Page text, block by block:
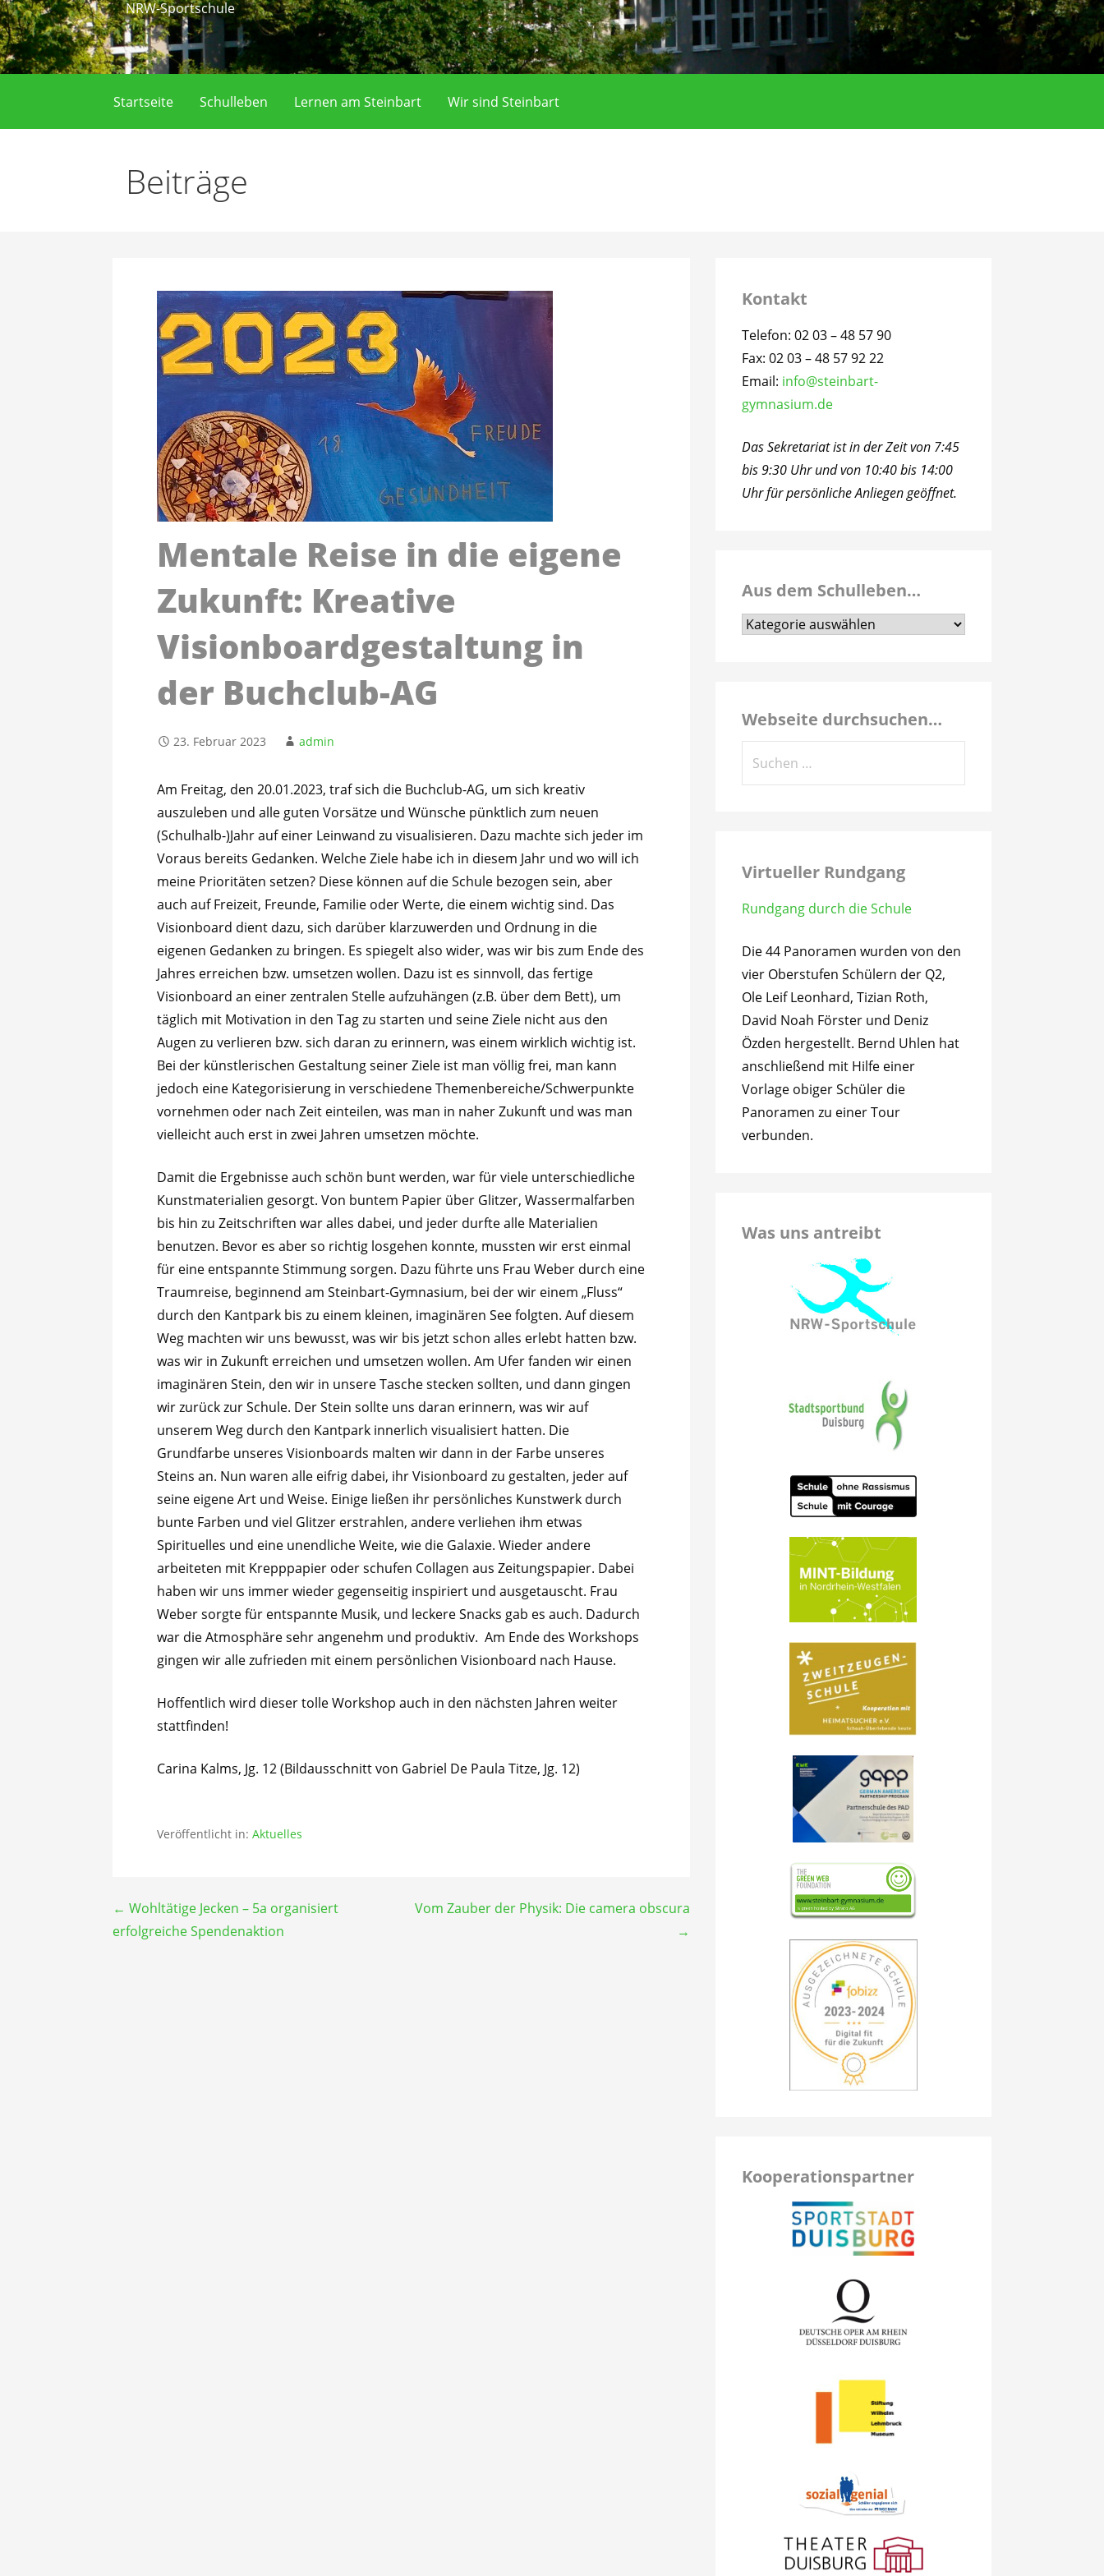
NRW-Sportschule
Startseite Schulleben Lernen am Steinbart Wir sind Steinbart
Beiträge
Mentale Reise in die eigene
Zukunft: Kreative
Visionboardgestaltung in
der Buchclub-AG
23. Februar 2023 admin
Am Freitag, den 20.01.2023, traf sich die Buchclub-AG, um sich kreativ
auszuleben und alle guten Vorsätze und Wünsche pünktlich zum neuen
(Schulhalb-)Jahr auf einer Leinwand zu visualisieren. Dazu machte sich jeder im
Voraus bereits Gedanken. Welche Ziele habe ich in diesem Jahr und wo will ich
meine Prioritäten setzen? Diese können auf die Schule bezogen sein, aber
auch auf Freizeit, Freunde, Familie oder Werte, die einem wichtig sind. Das
Visionboard dient dazu, sich darüber klarzuwerden und Ordnung in die
eigenen Gedanken zu bringen. Es spiegelt also wider, was wir bis zum Ende des
Jahres erreichen bzw. umsetzen wollen. Dazu ist es sinnvoll, das fertige
Visionboard an einer zentralen Stelle aufzuhängen (z.B. über dem Bett), um
täglich mit Motivation in den Tag zu starten und seine Ziele nicht aus den
Augen zu verlieren bzw. sich daran zu erinnern, was einem wirklich wichtig ist.
Bei der künstlerischen Gestaltung seiner Ziele ist man völlig frei, man kann
jedoch eine Kategorisierung in verschiedene Themenbereiche/Schwerpunkte
vornehmen oder nach Zeit einteilen, was man in naher Zukunft und was man
vielleicht auch erst in zwei Jahren umsetzen möchte.
Damit die Ergebnisse auch schön bunt werden, war für viele unterschiedliche
Kunstmaterialien gesorgt. Von buntem Papier über Glitzer, Wassermalfarben
bis hin zu Zeitschriften war alles dabei, und jeder durfte alle Materialien
benutzen. Bevor es aber so richtig losgehen konnte, mussten wir erst einmal
für eine entspannte Stimmung sorgen. Dazu führte uns Frau Weber durch eine
Traumreise, beginnend am Steinbart-Gymnasium, bei der wir einem „Fluss“
durch den Kantpark bis zu einem kleinen, imaginären See folgten. Auf diesem
Weg machten wir uns bewusst, was wir bis jetzt schon alles erlebt hatten bzw.
was wir in Zukunft erreichen und umsetzen wollen. Am Ufer fanden wir einen
imaginären Stein, den wir in unsere Tasche stecken sollten, und dann gingen
wir zurück zur Schule. Der Stein sollte uns daran erinnern, was wir auf
unserem Weg durch den Kantpark innerlich visualisiert hatten. Die
Grundfarbe unseres Visionboards malten wir dann in der Farbe unseres
Steins an. Nun waren alle eifrig dabei, ihr Visionboard zu gestalten, jeder auf
seine eigene Art und Weise. Einige ließen ihr persönliches Kunstwerk durch
bunte Farben und viel Glitzer erstrahlen, andere verliehen ihm etwas
Spirituelles und eine unendliche Weite, wie die Galaxie. Wieder andere
arbeiteten mit Krepppapier oder schufen Collagen aus Zeitungspapier. Dabei
haben wir uns immer wieder gegenseitig inspiriert und ausgetauscht. Frau
Weber sorgte für entspannte Musik, und leckere Snacks gab es auch. Dadurch
war die Atmosphäre sehr angenehm und produktiv. Am Ende des Workshops
gingen wir alle zufrieden mit einem persönlichen Visionboard nach Hause.
Hoffentlich wird dieser tolle Workshop auch in den nächsten Jahren weiter
stattfinden!
Carina Kalms, Jg. 12 (Bildausschnitt von Gabriel De Paula Titze, Jg. 12)
Veröffentlicht in:Aktuelles
Beitragsnavigation
← Wohltätige Jecken – 5a organisiert
erfolgreiche Spendenaktion
Vom Zauber der Physik: Die camera obscura
→
Kontakt
Telefon: 02 03 – 48 57 90
Fax: 02 03 – 48 57 92 22
Email: info@steinbart-
gymnasium.de
Das Sekretariat ist in der Zeit von 7:45
bis 9:30 Uhr und von 10:40 bis 14:00
Uhr für persönliche Anliegen geöffnet.
Aus dem Schulleben…
Aus
Webseite durchsuchen…
Virtueller Rundgang
Rundgang durch die Schule
Die 44 Panoramen wurden von den
vier Oberstufen Schülern der Q2,
Ole Leif Leonhard, Tizian Roth,
David Noah Förster und Deniz
Özden hergestellt. Bernd Uhlen hat
anschließend mit Hilfe einer
Vorlage obiger Schüler die
Panoramen zu einer Tour
verbunden.
Was uns antreibt
Kooperationspartner